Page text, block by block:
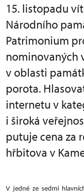
15. listopadu
Národního
Patrimonium
nominovaných
v oblasti
porota.
internetu v
i široká
putuje cena za
hřbitova v
V jedné ze sedmi